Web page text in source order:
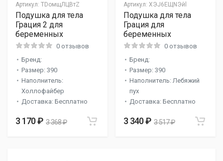
Артикул: TDомщЛЦВтZ
Подушка для тела
Грация 2 для
беременных
0 отзывов
Бренд:
Размер: 390
Наполнитель:
Холлофайбер
Доставка: Бесплатно
3 170 ₽ 3 368 ₽
Артикул: ХЭJ6ЕЩNЭйl
Подушка для тела
Грация для
беременных
0 отзывов
Бренд:
Размер: 390
Наполнитель: Лебяжий
пух
Доставка: Бесплатно
3 340 ₽ 3 517 ₽